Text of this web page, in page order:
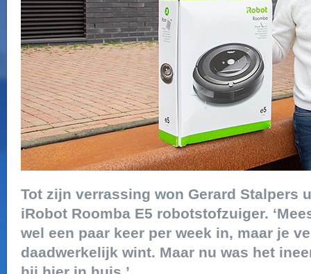
Tot zijn verrassing won Gerard Stalpers
iRobot Roomba E5 robotstofzuiger.
wel een paar keer per week in, maar je
daadwerkelijk wint. Maar nu was het